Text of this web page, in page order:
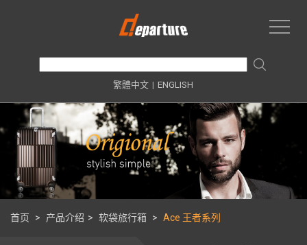
繁體中文 | ENGLISH
首页 > 产品介绍 > 软袋旅行箱 > Ace 王者系列